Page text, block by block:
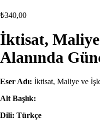
₺340,00
İktisat,
Alanında
Eser Adı: İktisat, Maliye ve
Alt Başlık:
Dili: Türkçe